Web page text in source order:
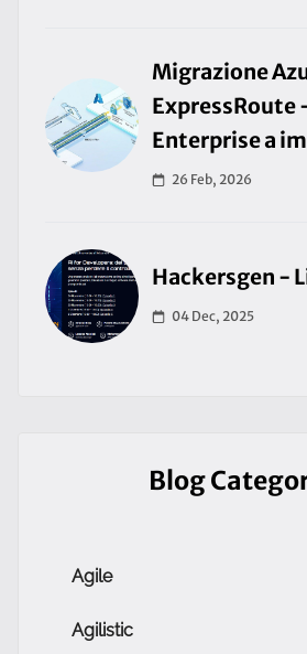
Migrazione
ExpressRoute
Enterprise a
26 Feb, 2026
Hackersgen -
04 Dec, 2025
Blog
Agile
Agilistic